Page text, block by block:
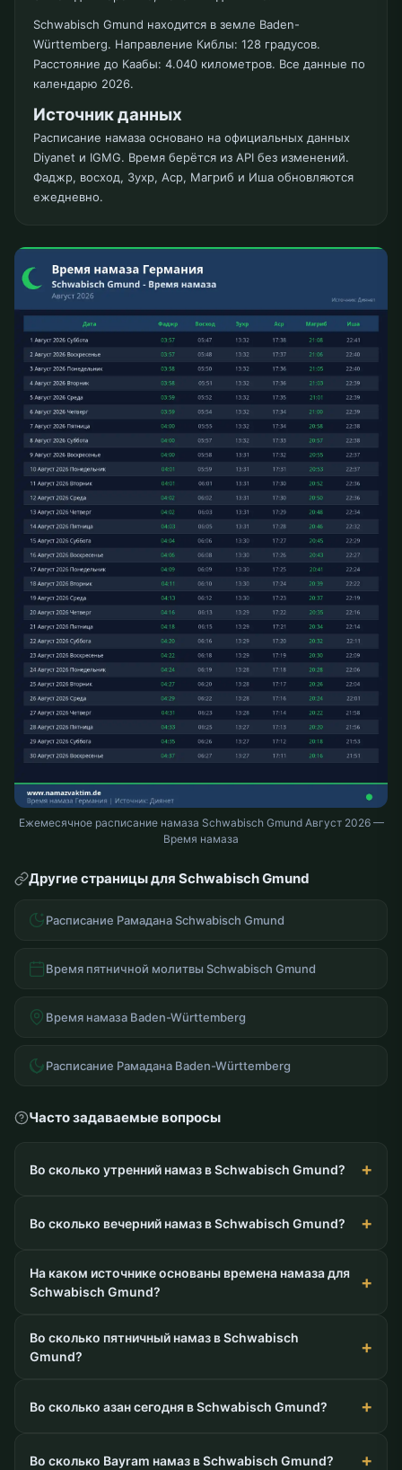
Schwabisch Gmund находится в земле Baden-
Württemberg. Направление Киблы: 128 градусов.
Расстояние до Каабы: 4.040 километров. Все данные по
календарю 2026.
Источник данных
Расписание намаза основано на официальных данных
Diyanet и IGMG. Время берётся из API без изменений.
Фаджр, восход, Зухр, Аср, Магриб и Иша обновляются
ежедневно.
Ежемесячное расписание намаза Schwabisch Gmund Август 2026 —
Время намаза
Другие страницы для Schwabisch Gmund
Расписание Рамадана Schwabisch Gmund
Время пятничной молитвы Schwabisch Gmund
Время намаза Baden-Württemberg
Расписание Рамадана Baden-Württemberg
Часто задаваемые вопросы
Во сколько утренний намаз в Schwabisch Gmund?
Во сколько вечерний намаз в Schwabisch Gmund?
На каком источнике основаны времена намаза для
Schwabisch Gmund?
Во сколько пятничный намаз в Schwabisch
Gmund?
Во сколько азан сегодня в Schwabisch Gmund?
Во сколько Bayram намаз в Schwabisch Gmund?